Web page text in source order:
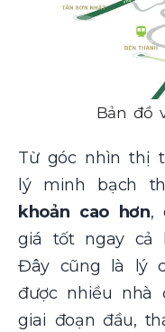
Bản đồ
Từ góc nhìn thị
lý minh bạch
khoản cao hơn,
giá tốt ngay cả
Đây cũng là lý
được nhiều
giai đoạn đầu,